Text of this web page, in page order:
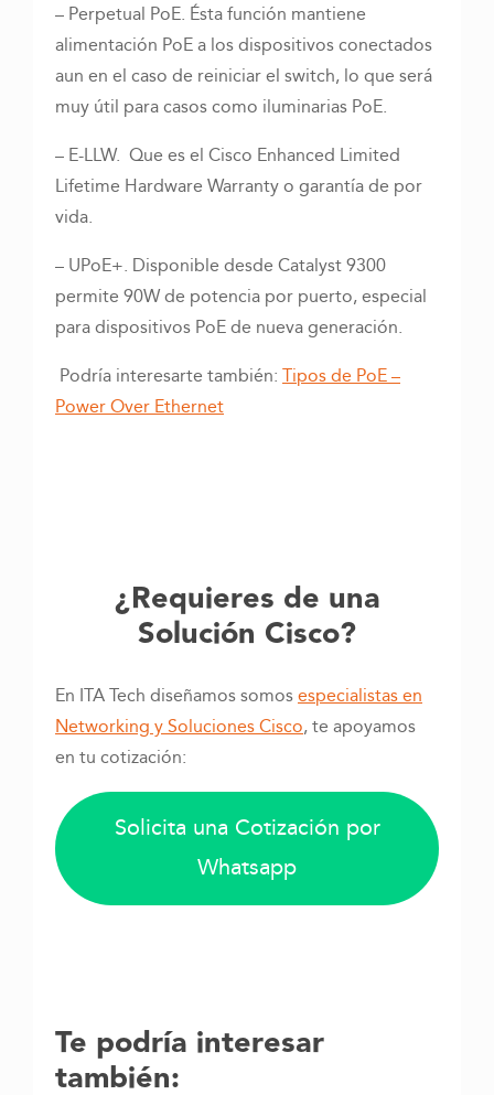
– Perpetual PoE. Ésta función mantiene
alimentación PoE a los dispositivos conectados
aun en el caso de reiniciar el switch, lo que será
muy útil para casos como iluminarias PoE.
– E-LLW. Que es el Cisco Enhanced Limited
Lifetime Hardware Warranty o garantía de por
vida.
– UPoE+. Disponible desde Catalyst 9300
permite 90W de potencia por puerto, especial
para dispositivos PoE de nueva generación.
Podría interesarte también: Tipos de PoE –
Power Over Ethernet
¿Requieres de una
Solución Cisco?
En ITA Tech diseñamos somosespecialistas en
Networking y Soluciones Cisco, te apoyamos
en tu cotización:
Solicita una Cotización por
Whatsapp
Te podría interesar
también: